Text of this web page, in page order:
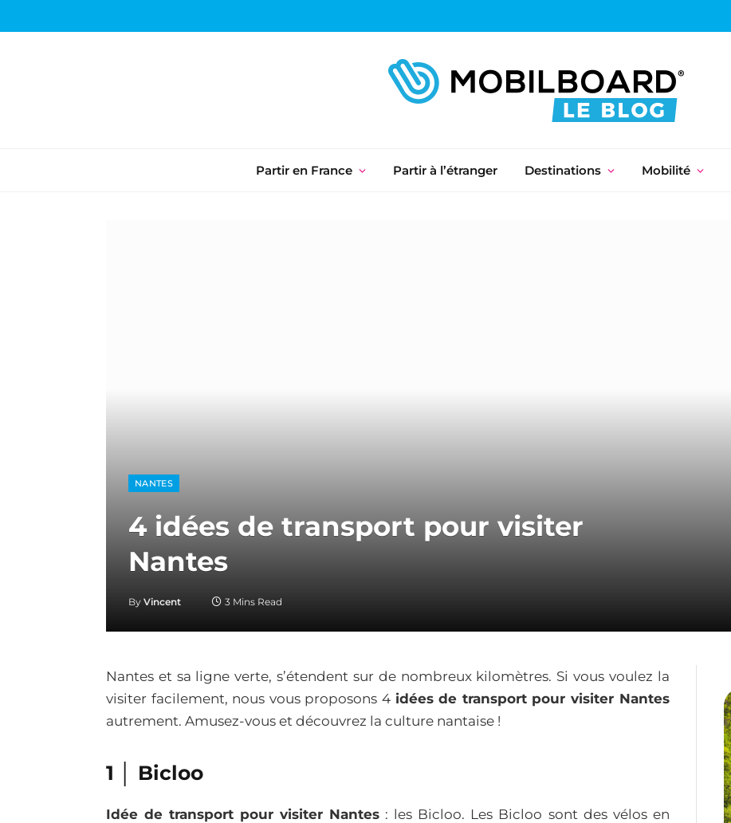
Partir en France Partir à l’étranger Destinations Mobilité
NANTES
4 idées de transport pour visiter
Nantes
By Vincent 3 Mins Read
Nantes et sa ligne verte, s’étendent sur de nombreux kilomètres. Si vous voulez la
visiter facilement, nous vous proposons 4 idées de transport pour visiter Nantes
autrement. Amusez-vous et découvrez la culture nantaise !
1 │ Bicloo
Idée de transport pour visiter Nantes : les Bicloo. Les Bicloo sont des vélos en